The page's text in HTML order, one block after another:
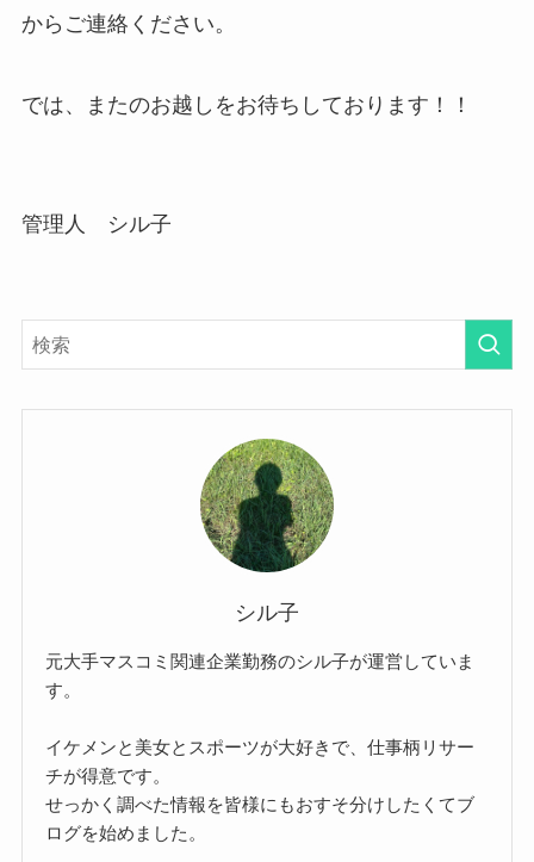
からご連絡ください。
では、またのお越しをお待ちしております！！
管理人 シル子
シル子
元大手マスコミ関連企業勤務のシル子が運営していま
す。
イケメンと美女とスポーツが大好きで、仕事柄リサー
チが得意です。
せっかく調べた情報を皆様にもおすそ分けしたくてブ
ログを始めました。